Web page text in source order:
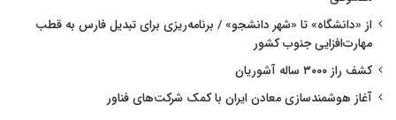
از «دانشگاه» تا «شهر دانشجو» / برنامه‌ریزی برای تبدیل فارس به قطب
مهارت‌افزایی جنوب کشور
کشف راز ۳۰۰۰ ساله آشوریان
آغاز هوشمندسازی معادن ایران با کمک شرکت‌های فناور